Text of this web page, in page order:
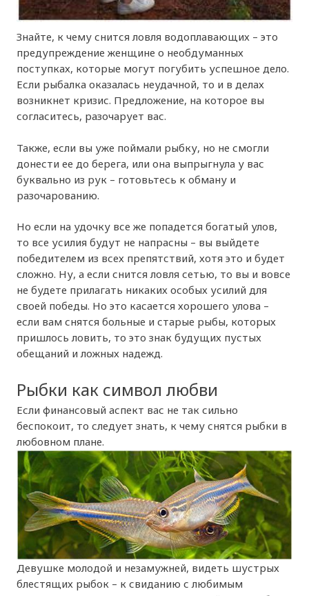
Знайте, к чему снится ловля водоплавающих – это
предупреждение женщине о необдуманных
поступках, которые могут погубить успешное дело.
Если рыбалка оказалась неудачной, то и в делах
возникнет кризис. Предложение, на которое вы
согласитесь, разочарует вас.
Также, если вы уже поймали рыбку, но не смогли
донести ее до берега, или она выпрыгнула у вас
буквально из рук – готовьтесь к обману и
разочарованию.
Но если на удочку все же попадется богатый улов,
то все усилия будут не напрасны – вы выйдете
победителем из всех препятствий, хотя это и будет
сложно. Ну, а если снится ловля сетью, то вы и вовсе
не будете прилагать никаких особых усилий для
своей победы. Но это касается хорошего улова –
если вам снятся больные и старые рыбы, которых
пришлось ловить, то это знак будущих пустых
обещаний и ложных надежд.
Рыбки как символ любви
Если финансовый аспект вас не так сильно
беспокоит, то следует знать, к чему снятся рыбки в
любовном плане.
Девушке молодой и незамужней, видеть шустрых
блестящих рыбок – к свиданию с любимым